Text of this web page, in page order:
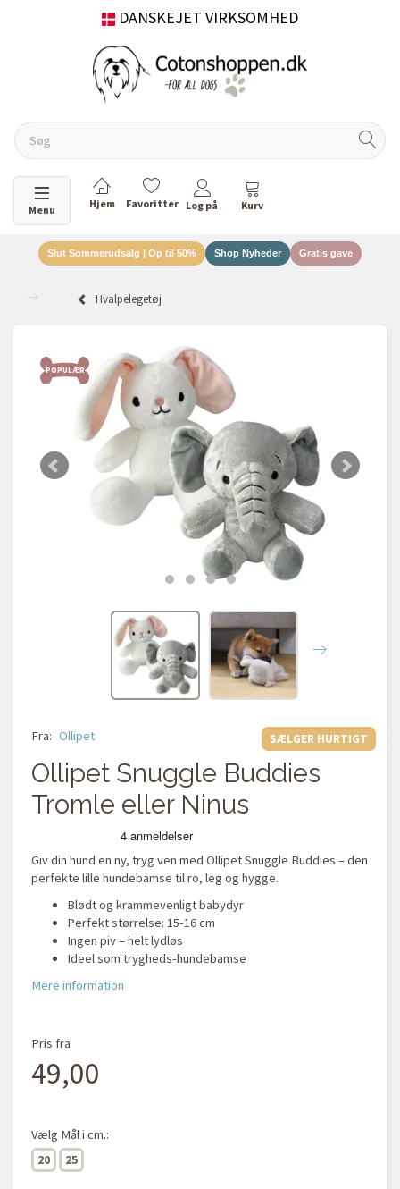
DANSKEJET VIRKSOMHED
Skifte navigation
Menu
Slut Sommerudsalg | Op til 50% Shop Nyheder Gratis gave
Hvalpelegetøj
SÆLGER HURTIGT
POPULÆR
Fra: Ollipet
Ollipet Snuggle Buddies
Tromle eller Ninus
Giv din hund en ny, tryg ven med Ollipet Snuggle Buddies – den
perfekte lille hundebamse til ro, leg og hygge.
Blødt og krammevenligt babydyr
Perfekt størrelse: 15-16 cm
Ingen piv – helt lydløs
Ideel som trygheds-hundebamse
Mere information
Pris fra
49,00
Vælg Mål i cm.:
20
25